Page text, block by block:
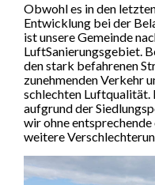
Obwohl es in den
Entwicklung bei der
ist unsere Gemeinde
LuftSanierungsgebiet.
den stark befahrenen
zunehmenden Verkehr
schlechten Luftqualität.
aufgrund der
wir ohne
weitere